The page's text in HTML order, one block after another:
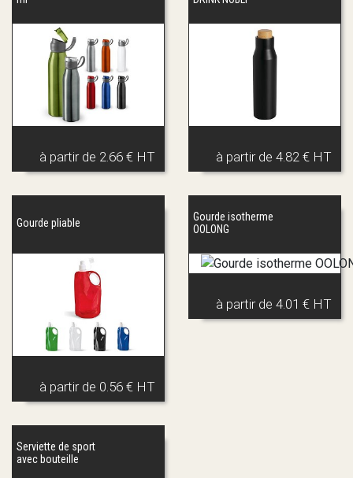
à partir de 2.66 € HT à partir de 4.82 € HT
Gourde pliable
à partir de 0.56 € HT
Gourde isotherme
OOLONG
à partir de 4.01 € HT
Serviette de sport
avec bouteille